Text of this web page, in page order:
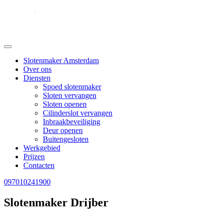
Slotenmaker Amsterdam
Over ons
Diensten
Spoed slotenmaker
Sloten vervangen
Sloten openen
Cilinderslot vervangen
Inbraakbeveiliging
Deur openen
Buitengesloten
Werkgebied
Prijzen
Contacten
097010241900
Slotenmaker Drijber